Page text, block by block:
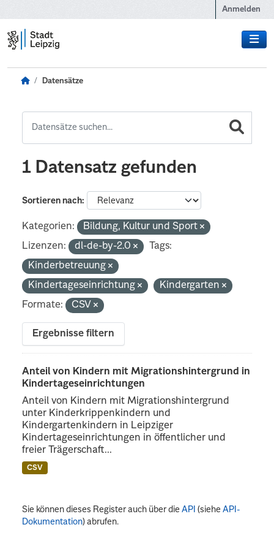
Anmelden
Datensätze
1 Datensatz gefunden
Sortieren nach
Kategorien:
Bildung, Kultur und Sport
Lizenzen:
dl-de-by-2.0
Tags:
Kinderbetreuung
Kindertageseinrichtung
Kindergarten
Formate:
CSV
Ergebnisse filtern
Anteil von Kindern mit Migrationshintergrund in
Kindertageseinrichtungen
Anteil von Kindern mit Migrationshintergrund
unter Kinderkrippenkindern und
Kindergartenkindern in Leipziger
Kindertageseinrichtungen in öffentlicher und
freier Trägerschaft...
CSV
Sie können dieses Register auch über dieAPI (sieheAPI-
Dokumentation) abrufen.